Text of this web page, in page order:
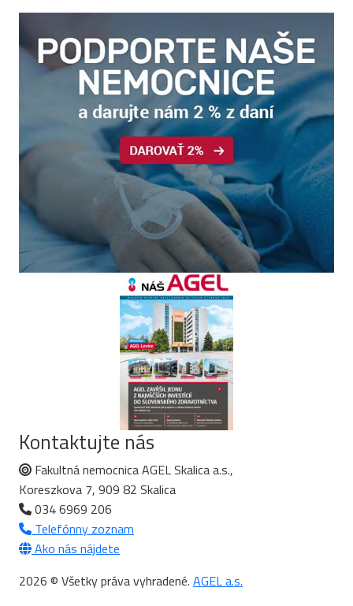
Kontaktujte nás
Fakultná nemocnica AGEL Skalica a.s.,
Koreszkova 7, 909 82 Skalica
034 6969 206
Telefónny zoznam
Ako nás nájdete
2026 © Všetky práva vyhradené. AGEL a.s.